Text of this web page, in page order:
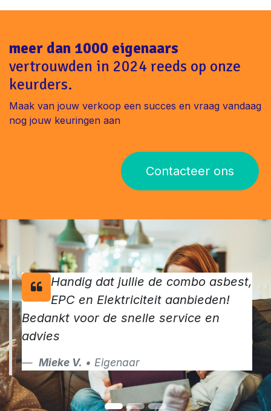
bel 014 141 509.
#AsbestattestKoekelare #VastgoedVlaanderen
vertrouwden in 2024 reeds op onze
Contacteer ons
Handig dat jullie de combo asbest,
EPC en Elektriciteit aanbieden!